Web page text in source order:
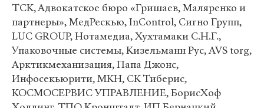
ТСК, Адвокатское бюро «Гришаев, Маляренко и
партнеры», МедРескью, InControl, Сигно Групп,
LUC GROUP, Нотамедиа, Хухтамаки С.Н.Г.,
Упаковочные системы, Кизельманн Рус, AVS torg,
Арктикмеханизация, Папа Джонс,
Инфосекьюрити, МКН, СК Тиберис,
КОСМОСЕРВИС УПРАВЛЕНИЕ, БорисХоф